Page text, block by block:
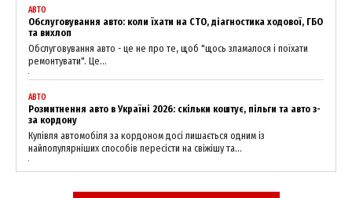
SUBSCRIBE NOW
АВТО
Обслуговування авто: коли їхати на СТО, діагностика ходової, ГБО
та вихлоп
Обслуговування авто - це не про те, щоб "щось зламалося і поїхати
ремонтувати". Це...
АВТО
Розмитнення авто в Україні 2026: скільки коштує, пільги та авто з-
за кордону
Купівля автомобіля за кордоном досі лишається одним із
найпопулярніших способів пересісти на свіжішу та...